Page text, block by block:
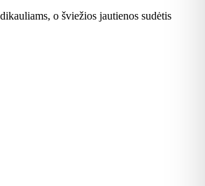
o šviežios jautienos sudėtis